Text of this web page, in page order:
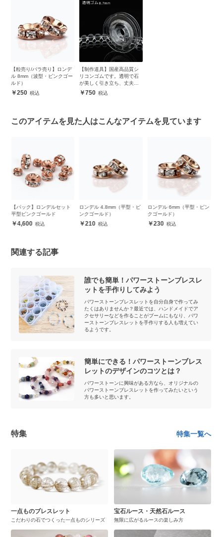
【粒売り/バラ売り】ロンデ
ル 8mm（波型・ピンクゴー
ルド）
250
【制作道具】国産高品質シ
リコンゴムです。透明で石
が美しく引き立ち、丈夫で
安心750
このアイテムを見た人はこんなアイテムを見ています
【パック】ロンデルセット
平型ピンクゴールド
4,600
ロンデル 4.8mm（平型・ピ
ンクゴールド）
210
ロンデル 6mm（平型・ピン
クゴールド）
230
関連する記事
誰でも簡単！パワーストーンブレスレ
ットを手作りしてみよう
パワーストーンブレスレットを自分自身で作ってみ
たくはありませんか？最近では、ハンドメイドでア
クセサリーなどを作ることがブームにもなり、パワ
ーストーンブレスレットを手作りする人も増えてい
るようです。
簡単にできる！パワーストーンブレス
レットのデザインのコツとは？
パワーストーンに興味がある方なら、オリジナルの
パワーストーンブレスレットを作ってみたいという
方も多いと思います。
特集 特集一覧へ
一点ものブレスレット
こだわりの石でつくった一点ものシリーズ
宝石ルース・天然石ルース
無限に広がるルースの楽しみ方